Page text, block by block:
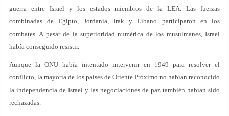
guerra entre Israel y los estados miembros de la LEA. Las fuerzas
combinadas de Egipto, Jordania, Irak y Líbano participaron en los
combates. A pesar de la superioridad numérica de los musulmanes, Israel
había conseguido resistir.
Aunque la ONU había intentado intervenir en 1949 para resolver el
conflicto, la mayoría de los países de Oriente Próximo no habían reconocido
la independencia de Israel y las negociaciones de paz también habían sido
rechazadas.